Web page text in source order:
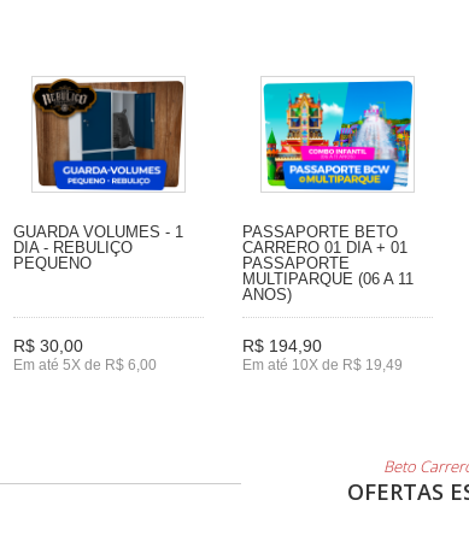
GUARDA VOLUMES - 1
DIA - REBULIÇO
PEQUENO
R$ 30,00
Em até 5X de R$ 6,00
PASSAPORTE BETO
CARRERO 01 DIA + 01
PASSAPORTE
MULTIPARQUE (06 A 11
ANOS)
R$ 194,90
Em até 10X de R$ 19,49
Beto
OFERTAS